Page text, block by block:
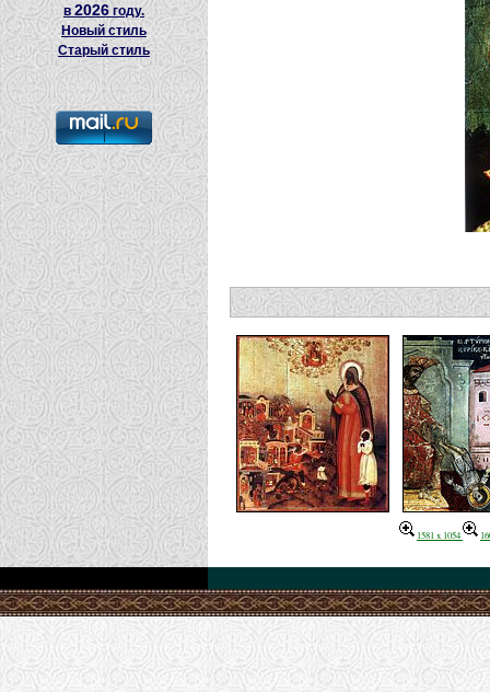
в2026 году.
Новый стиль
Старый стиль
1581 x 1054